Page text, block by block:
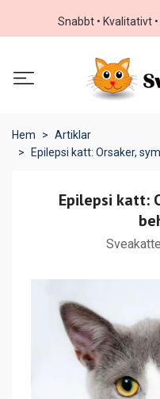
Snabbt • Kvalitativt
Hem
Artiklar
Epilepsi katt: Orsaker,
Epilepsi katt: